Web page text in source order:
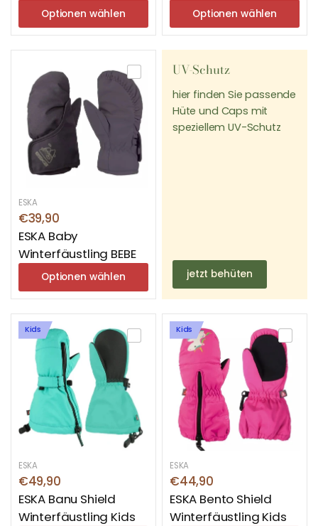
Optionen wählen Optionen wählen
ESKA
€39,90
ESKA Baby
Winterfäustling BEBE
Optionen wählen
UV-Schutz
hier finden Sie passende
Hüte und Caps mit
speziellem UV-Schutz
jetzt behüten
Kids
ESKA
€49,90
ESKA Banu Shield
Winterfäustling Kids
Kids
ESKA
€44,90
ESKA Bento Shield
Winterfäustling Kids